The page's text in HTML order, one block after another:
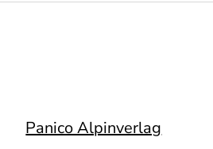
Panico Alpinverlag